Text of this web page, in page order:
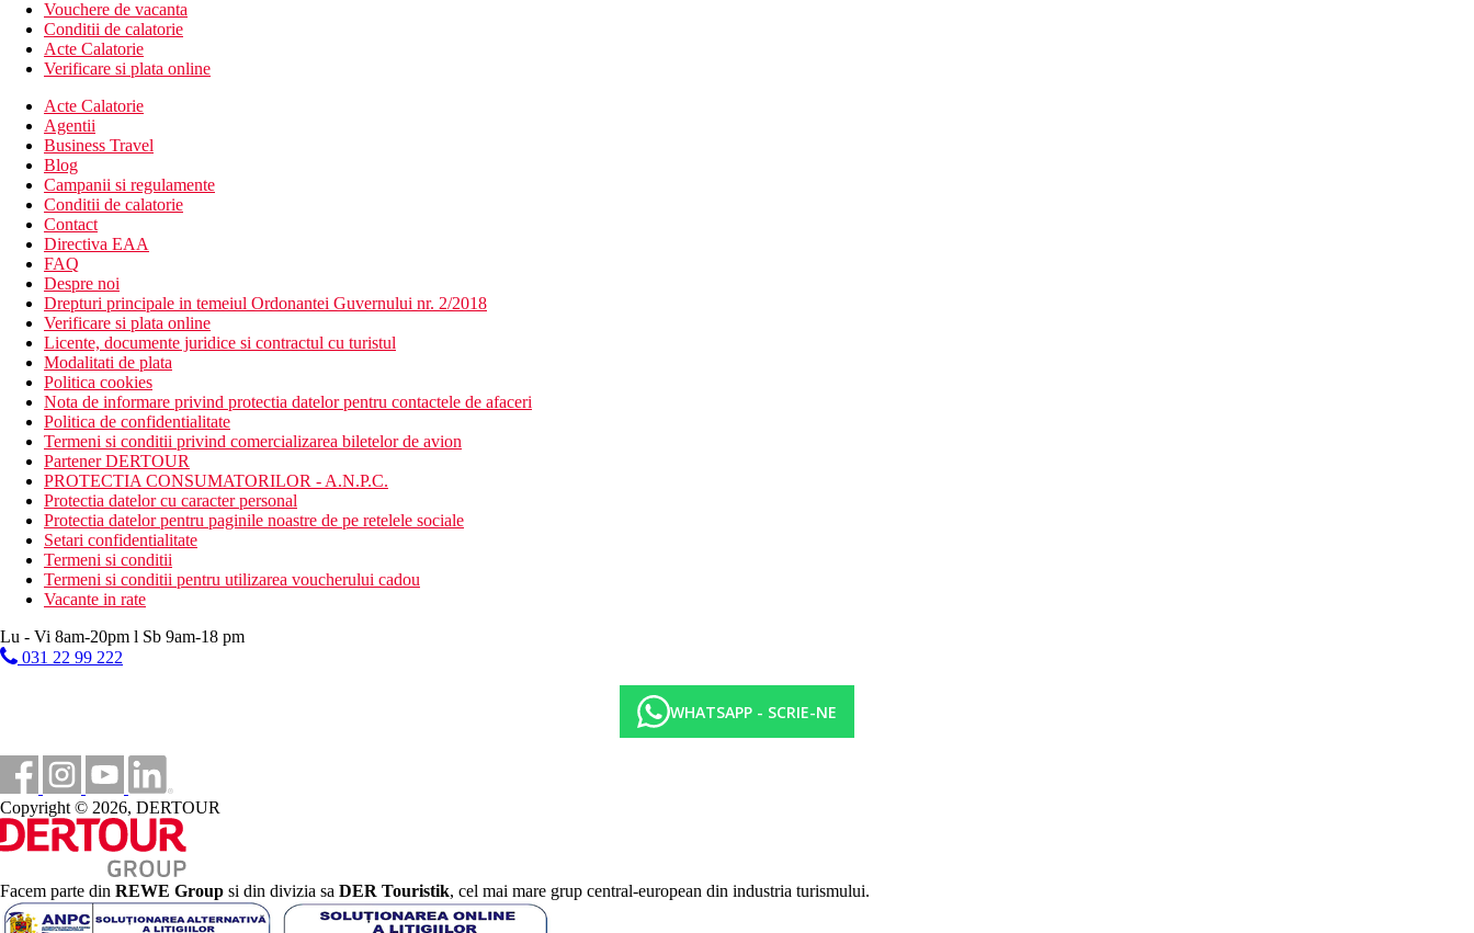
Vouchere de vacanta
Conditii de calatorie
Acte Calatorie
Verificare si plata online
Acte Calatorie
Agentii
Business Travel
Blog
Campanii si regulamente
Conditii de calatorie
Contact
Directiva EAA
FAQ
Despre noi
Drepturi principale in temeiul Ordonantei Guvernului nr. 2/2018
Verificare si plata online
Licente, documente juridice si contractul cu turistul
Modalitati de plata
Politica cookies
Nota de informare privind protectia datelor pentru contactele de afaceri
Politica de confidentialitate
Termeni si conditii privind comercializarea biletelor de avion
Partener DERTOUR
PROTECTIA CONSUMATORILOR - A.N.P.C.
Protectia datelor cu caracter personal
Protectia datelor pentru paginile noastre de pe retelele sociale
Setari confidentialitate
Termeni si conditii
Termeni si conditii pentru utilizarea voucherului cadou
Vacante in rate
Lu - Vi 8am-20pm l Sb 9am-18 pm
031 22 99 222
WHATSAPP - SCRIE-NE
Copyright © 2026, DERTOUR
Facem parte din REWE Group si din divizia sa DER Touristik, cel mai mare grup central-european din industria turismului.